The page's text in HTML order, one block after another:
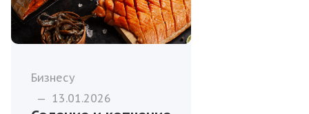
Бизнесу
— 13.01.2026